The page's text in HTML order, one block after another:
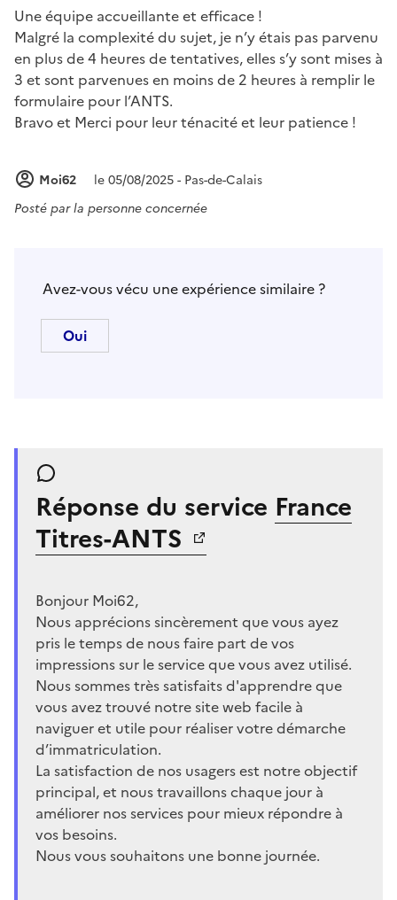
Une équipe accueillante et efficace !
Malgré la complexité du sujet, je n’y étais pas parvenu
en plus de 4 heures de tentatives, elles s’y sont mises à
3 et sont parvenues en moins de 2 heures à remplir le
formulaire pour l’ANTS.
Bravo et Merci pour leur ténacité et leur patience !
Moi62
le 05/08/2025 - Pas-de-Calais
Posté parla personne concernée
Avez-vous vécu une expérience similaire ?
Réponse du service France
Titres-ANTS
Bonjour Moi62,
Nous apprécions sincèrement que vous ayez
pris le temps de nous faire part de vos
impressions sur le service que vous avez utilisé.
Nous sommes très satisfaits d'apprendre que
vous avez trouvé notre site web facile à
naviguer et utile pour réaliser votre démarche
d’immatriculation.
La satisfaction de nos usagers est notre objectif
principal, et nous travaillons chaque jour à
améliorer nos services pour mieux répondre à
vos besoins.
Nous vous souhaitons une bonne journée.